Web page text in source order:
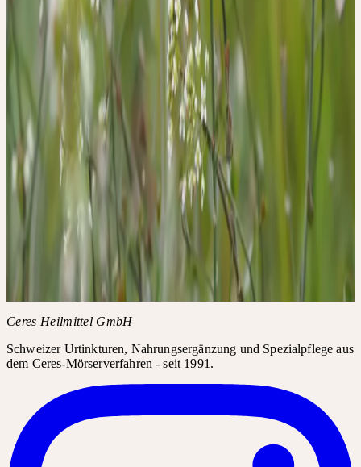
+49 2237 638 03-0 seminare@ceresheilmittel.de
Jetzt anmelden
Details
Datum
Dienstag, 22. September 2026
Uhrzeit
14:00 – 17:00 Uhr
Anmeldefrist
3 Wochen vor Workshoptermin
Bedingungen
Stornierungsbedingungen: Die Anmeldung kann bis zu 3 Wochen
vor Workshoptermin kostenfrei storniert werden. Danach ist - auch
im Krankheitsfall - die volle Kursgebühr zu entrichten.
Supervision Praxisfälle
Weitere Informationen
AGB der Akademie
FAQ zur Akademie
Ceres Heilmittel GmbH
Schweizer Urtinkturen, Nahrungsergänzung und Spezialpflege aus
dem Ceres-Mörserverfahren - seit 1991.